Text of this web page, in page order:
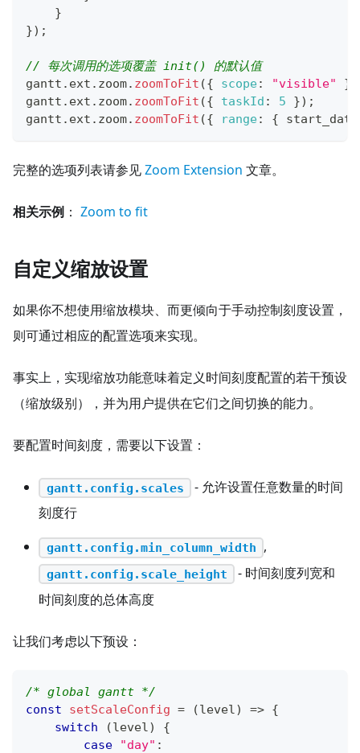
}
}) ;
// 每次调用的选项覆盖 init() 的默认值
gantt . ext . zoom. zoomToFit ({ scope: "visible" }
gantt . ext . zoom. zoomToFit ({ taskId : 5 }) ;
gantt . ext . zoom. zoomToFit ({ range: { start_date
完整的选项列表请参见Zoom Extension 文章。
相关示例 ： Zoom to fit
自定义缩放设置
如果你不想使用缩放模块、而更倾向于手动控制刻度设置，
则可通过相应的配置选项来实现。
事实上，实现缩放功能意味着定义时间刻度配置的若干预设
（缩放级别），并为用户提供在它们之间切换的能力。
要配置时间刻度，需要以下设置：
gantt.config.scales
- 允许设置任意数量的时间
刻度行
gantt.config.min_column_width ,
gantt.config.scale_height
- 时间刻度列宽和
时间刻度的总体高度
让我们考虑以下预设：
/* global gantt */
const
setScaleConfig = (level) => {
switch
(level)
{
case
"day" :